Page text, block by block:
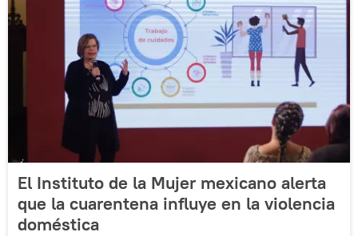
El Instituto de la Mujer mexicano alerta
que la cuarentena influye en la violencia
doméstica